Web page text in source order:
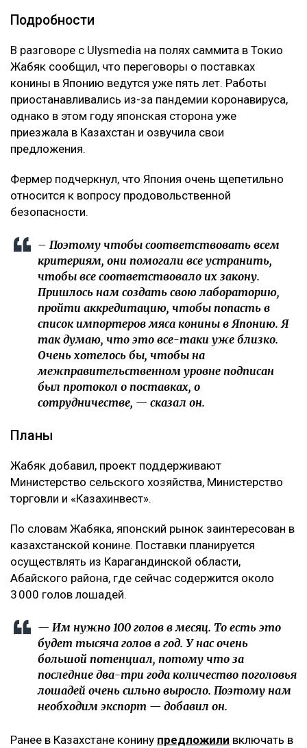
Подробности
В разговоре с Ulysmedia на полях саммита в Токио
Жабяк сообщил, что переговоры о поставках
конины в Японию ведутся уже пять лет. Работы
приостанавливались из-за пандемии коронавируса,
однако в этом году японская сторона уже
приезжала в Казахстан и озвучила свои
предложения.
Фермер подчеркнул, что Япония очень щепетильно
относится к вопросу продовольственной
безопасности.
– Поэтому чтобы соответствовать всем
критериям, они помогали все устранить,
чтобы все соответствовало их закону.
Пришлось нам создать свою лабораторию,
пройти аккредитацию, чтобы попасть в
список импортеров мяса конины в Японию. Я
так думаю, что это все-таки уже близко.
Очень хотелось бы, чтобы на
межправительственном уровне подписан
был протокол о поставках, о
сотрудничестве, — сказал он.
Планы
Жабяк добавил, проект поддерживают
Министерство сельского хозяйства, Министерство
торговли и «Казахинвест».
По словам Жабяка, японский рынок заинтересован в
казахстанской конине. Поставки планируется
осуществлять из Карагандинской области,
Абайского района, где сейчас содержится около
3 000 голов лошадей.
— Им нужно 100 голов в месяц. То есть это
будет тысяча голов в год. У нас очень
большой потенциал, потому что за
последние два-три года количество поголовья
лошадей очень сильно выросло. Поэтому нам
необходим экспорт — добавил он.
Ранее в Казахстане конину предложили включать в